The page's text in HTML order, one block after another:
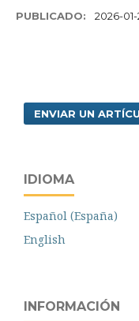
PUBLICADO: 2026-01-
ENVIAR UN
IDIOMA
Español (España)
English
INFORMACIÓN